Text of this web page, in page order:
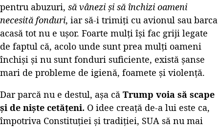
pentru abuzuri, să vânezi și să închizi oameni
necesită fonduri, iar să-i trimiți cu avionul sau barca
acasă tot nu e ușor. Foarte mulți își fac griji legate
de faptul că, acolo unde sunt prea mulți oameni
închiși și nu sunt fonduri suficiente, există șanse
mari de probleme de igienă, foamete și violență.
Dar parcă nu e destul, așa că Trump voia să scape
și de niște cetățeni. O idee creață de-a lui este ca,
împotriva Constituției și tradiției, SUA să nu mai